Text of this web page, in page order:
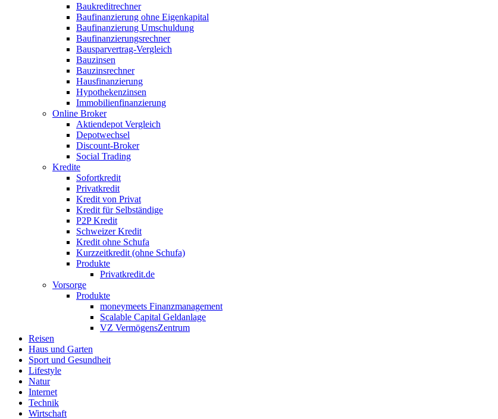
Baukreditrechner
Baufinanzierung ohne Eigenkapital
Baufinanzierung Umschuldung
Baufinanzierungsrechner
Bausparvertrag-Vergleich
Bauzinsen
Bauzinsrechner
Hausfinanzierung
Hypothekenzinsen
Immobilienfinanzierung
Online Broker
Aktiendepot Vergleich
Depotwechsel
Discount-Broker
Social Trading
Kredite
Sofortkredit
Privatkredit
Kredit von Privat
Kredit für Selbständige
P2P Kredit
Schweizer Kredit
Kredit ohne Schufa
Kurzzeitkredit (ohne Schufa)
Produkte
Privatkredit.de
Vorsorge
Produkte
moneymeets Finanzmanagement
Scalable Capital Geldanlage
VZ VermögensZentrum
Reisen
Haus und Garten
Sport und Gesundheit
Lifestyle
Natur
Internet
Technik
Wirtschaft